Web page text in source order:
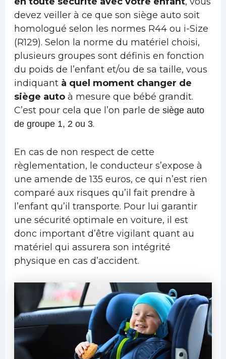
devez veiller à ce que son siège auto soit
homologué selon les normes R44 ou i-Size
(R129). Selon la norme du matériel choisi,
plusieurs groupes sont définis en fonction
du poids de l’enfant et/ou de sa taille, vous
indiquant à quel moment changer de
siège autoà mesure que bébé grandit.
C’est pour cela que l’on parle de siège auto
de groupe 1, 2 ou 3.
En cas de non respect de cette
règlementation, le conducteur s’expose à
une amende de 135 euros, ce qui n’est rien
comparé aux risques qu’il fait prendre à
l’enfant qu’il transporte. Pour lui garantir
une sécurité optimale en voiture, il est
donc important d’être vigilant quant au
matériel qui assurera son intégrité
physique en cas d’accident.